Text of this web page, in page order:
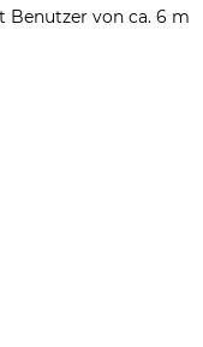
Benutzer von ca. 6 m